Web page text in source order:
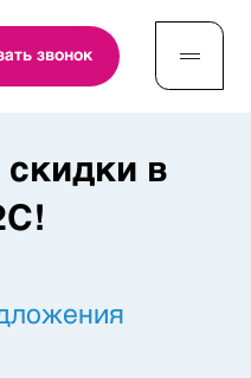
звонок
в